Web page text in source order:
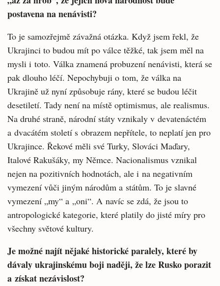
postavena na nenávisti?
To je samozřejmě závažná otázka. Když jsem řekl, že
Ukrajinci to budou mít po válce těžké, tak jsem měl na
mysli i toto. Válka znamená probuzení nenávisti, která se
pak dlouho léčí. Nepochybuji o tom, že válka na
Ukrajině už nyní způsobuje rány, které se budou léčit
desetiletí. Tady není na místě optimismus, ale realismus.
Na druhé straně, národní státy vznikaly v devatenáctém
a dvacátém století s obrazem nepřítele, to neplatí jen pro
Ukrajince. Řekové měli své Turky, Slováci Maďary,
Italové Rakušáky, my Němce. Nacionalismus vznikal
nejen na pozitivních hodnotách, ale i na negativním
vymezení vůči jiným národům a státům. To je slavné
vymezení „my“ a „oni“. A navíc se zdá, že jsou to
antropologické kategorie, které platily do jisté míry pro
všechny světové kultury.
Je možné najít nějaké historické paralely, které by
dávaly ukrajinskému boji naději, že lze Rusko porazit
a získat nezávislost?